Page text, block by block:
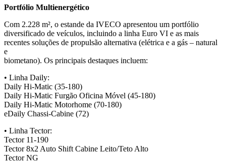
Portfólio Multienergético
Com 2.228 m², o estande da IVECO apresentou um portfólio
diversificado de veículos, incluindo a linha Euro VI e as mais
recentes soluções de propulsão alternativa (elétrica e a gás – natural
e
biometano). Os principais destaques incluem:
• Linha Daily:
Daily Hi-Matic (35-180)
Daily Hi-Matic Furgão Oficina Móvel (45-180)
Daily Hi-Matic Motorhome (70-180)
eDaily Chassi-Cabine (72)
• Linha Tector:
Tector 11-190
Tector 8x2 Auto Shift Cabine Leito/Teto Alto
Tector NG